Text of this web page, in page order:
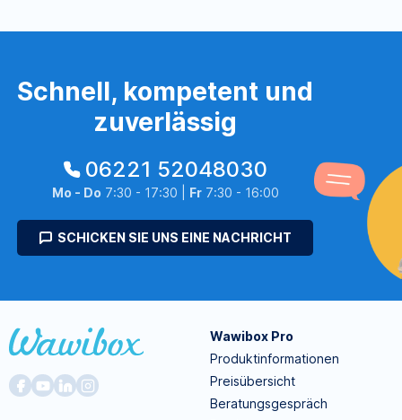
Schnell, kompetent und
zuverlässig
06221 52048030
Mo - Do 7:30 - 17:30 | Fr7:30 - 16:00
SCHICKEN SIE UNS EINE NACHRICHT
Wawibox Pro
Produktinformationen
Preisübersicht
Beratungsgespräch